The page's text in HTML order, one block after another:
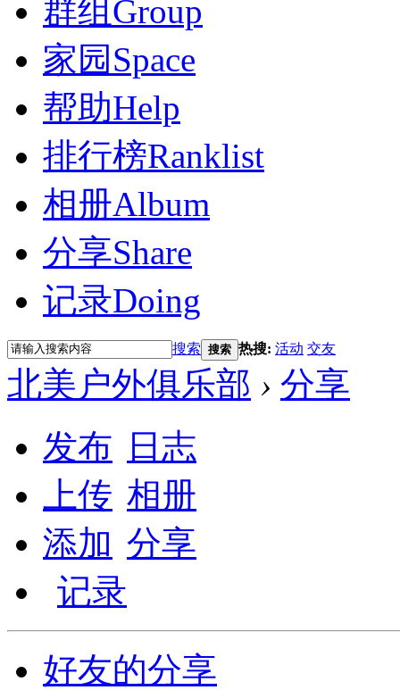
群组 Group
家园 Space
帮助Help
排行榜Ranklist
相册Album
分享Share
记录Doing
搜索 搜索 热搜: 活动 交友
北美户外俱乐部 › 分享
发布
日志
上传 相册
添加 分享
记录
好友的分享